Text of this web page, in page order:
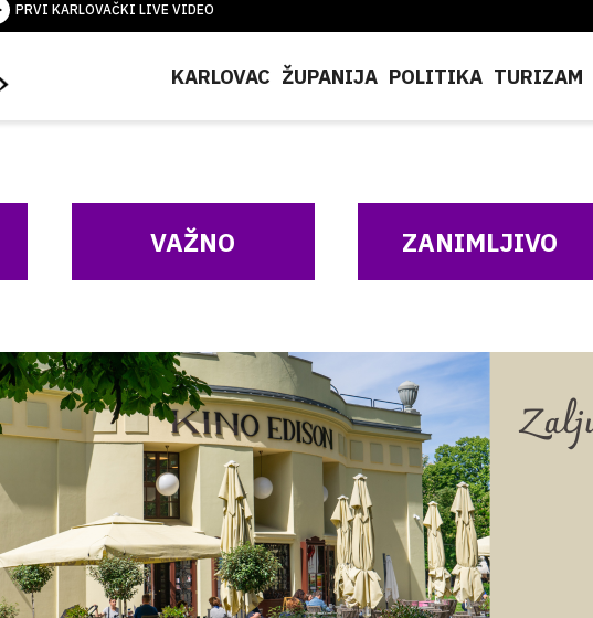
PRVI KARLOVAČKI LIVE VIDEO
KARLOVAC ŽUPANIJA POLITIKA TURIZAM
VAŽNO ZANIMLJIVO